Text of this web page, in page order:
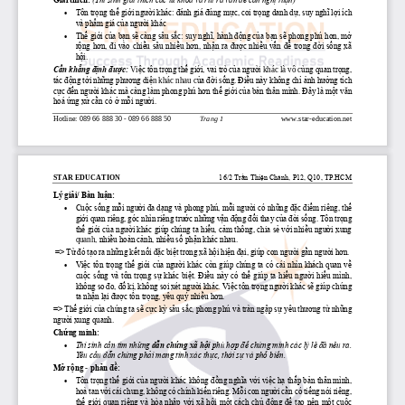
Hotline: 089 66 888 30 - 089 66 888 50 Trang 1 www.star-education.net
• Tôn trọng thế giới người khác: đánh giá đúng mực, coi trọng danh dự, suy nghĩ lợi ích
và phẩm giá của người khác
•
Thế giới của bạn sẽ càng sâu sắc: suy nghĩ, hành động của bạn sẽ phong phú hơn, mở
rộng hơn, đi vào chiều sâu nhiều hơn, nhận ra được nhiều vấn đề trong đời sống xã
hội.
Cần khẳng định được: Việc tôn trọng thế giới, vai trò của người khác là vô cùng quan trọng,
tác động tới những phương diện khác nhau của đời sống. Điều này không chỉ ảnh hưởng tích
cực đến người khác mà càng làm phong phú hơn thế giới của bản thân mình. Đây là một văn
hoá ứng xử cần có ở mỗi người.
STAR EDUCATION 16/2 Trần Thiện Chánh, P12, Q10, TP.HCM
Lý giải/ Bàn luận:
•
Cuộc sống mỗi người đa dạng và phong phú, mỗi người có những đặc điểm riêng, thế
giới quan riêng, góc nhìn riêng trước những vận động đổi thay của đời sống. Tôn trọng
thế giới của người khác giúp chúng ta hiểu, cảm thông, chia sẻ với nhiều người xung
quanh, nhiều hoàn cảnh, nhiều số phận khác nhau.
=> Từ đó tạo ra những kết nối đặc biệt trong xã hội hiện đại, giúp con người gần người hơn.
•
Việc tôn trọng thế giới của người khác còn giúp chúng ta có cái nhìn khách quan về
cuộc sống và tôn trọng sự khác biệt. Điều này có thể giúp ta hiểu người hiểu mình,
không so đo, đố kị, không soi xét người khác. Việc tôn trọng người khác sẽ giúp chúng
ta nhận lại được tôn trọng, yêu quý nhiều hơn.
=> Thế giới của chúng ta sẽ cực kỳ sâu sắc, phong phú và tràn ngập sự yêu thương từ những
người xung quanh.
Chứng minh:
• Thí sinh cần tìm những dẫn chứng xã hội phù hợp để chứng minh các lý lẽ đã nêu ra.
Yêu cầu dẫn chứng phải mang tính xác thực, thời sự và phổ biến.
Mở rộng - phản đề:
• Tôn trọng thế giới của người khác không đồng nghĩa với việc hạ thấp bản thân mình,
hoà tan với cái chung, không có chính kiến riêng. Mỗi con người cần có tiếng nói riêng,
thế giới quan riêng và hòa nhập với xã hội một cách chủ động để tạo nên một cuộc